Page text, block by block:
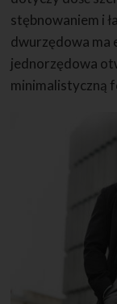
stębnowaniem i
dwurzędowa ma
jednorzędowa
minimalistyczną